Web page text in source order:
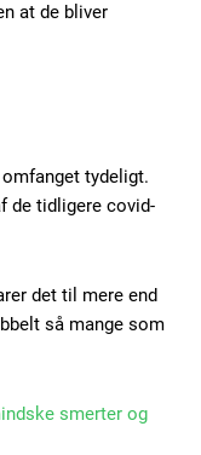
at de bliver
tydeligt.
de tidligere covid-
det til mere end
så mange som
smerter og